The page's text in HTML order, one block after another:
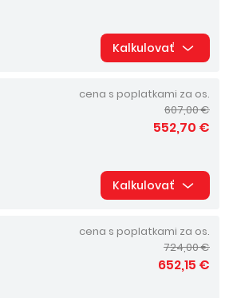
Kalkulovať
cena s poplatkami za os.
607,00 €
552,70 €
Kalkulovať
cena s poplatkami za os.
724,00 €
652,15 €